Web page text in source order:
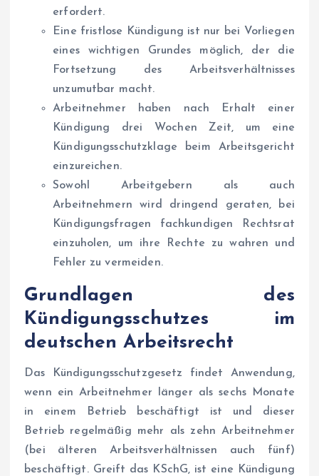
erfordert.
Eine fristlose Kündigung ist nur bei Vorliegen
eines wichtigen Grundes möglich, der die
Fortsetzung des Arbeitsverhältnisses
unzumutbar macht.
Arbeitnehmer haben nach Erhalt einer
Kündigung drei Wochen Zeit, um eine
Kündigungsschutzklage beim Arbeitsgericht
einzureichen.
Sowohl Arbeitgebern als auch
Arbeitnehmern wird dringend geraten, bei
Kündigungsfragen fachkundigen Rechtsrat
einzuholen, um ihre Rechte zu wahren und
Fehler zu vermeiden.
Grundlagen des
Kündigungsschutzes im
deutschen Arbeitsrecht
Das Kündigungsschutzgesetz findet Anwendung,
wenn ein Arbeitnehmer länger als sechs Monate
in einem Betrieb beschäftigt ist und dieser
Betrieb regelmäßig mehr als zehn Arbeitnehmer
(bei älteren Arbeitsverhältnissen auch fünf)
beschäftigt. Greift das KSchG, ist eine Kündigung